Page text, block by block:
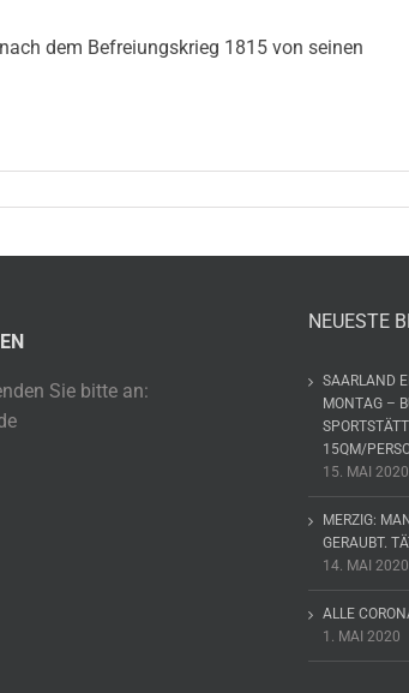
dem Befreiungskrieg 1815 von seinen
Sie bitte an:
NEUESTE
SAARLAND
MONTAG –
15QM/
15. MAI 2020
MERZIG:
GERAUBT.
14. MAI 2020
ALLE
1. MAI 2020